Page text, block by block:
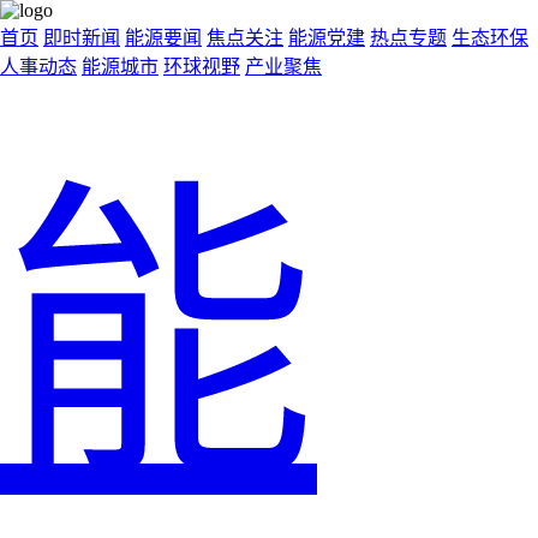
首页 即时新闻 能源要闻 焦点关注 能源党建 热点专题 生态环保
人事动态 能源城市 环球视野 产业聚焦
能